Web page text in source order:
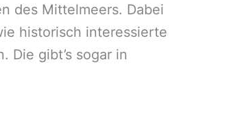
des Mittelmeers. Dabei
historisch interessierte
Die gibt’s sogar in